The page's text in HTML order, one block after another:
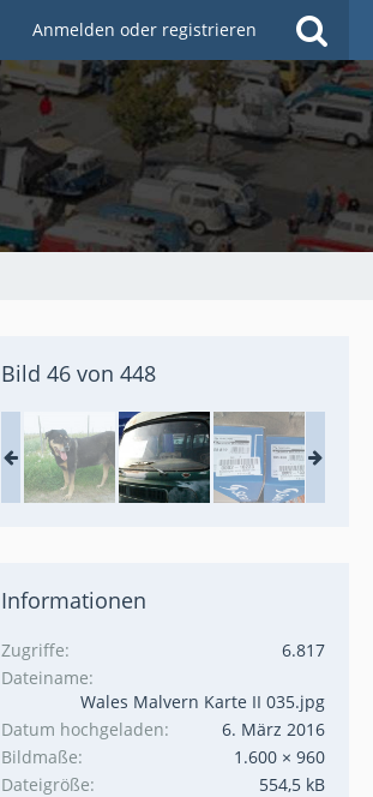
Anmelden oder registrieren
Bild 46 von 448
Informationen
Zugriffe
6.817
Dateiname
Wales Malvern Karte II 035.jpg
Datum hochgeladen
6. März 2016
Bildmaße
1.600 × 960
Dateigröße
554,5 kB